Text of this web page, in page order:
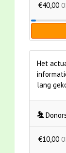
€40,00
Het
lang
€10,00